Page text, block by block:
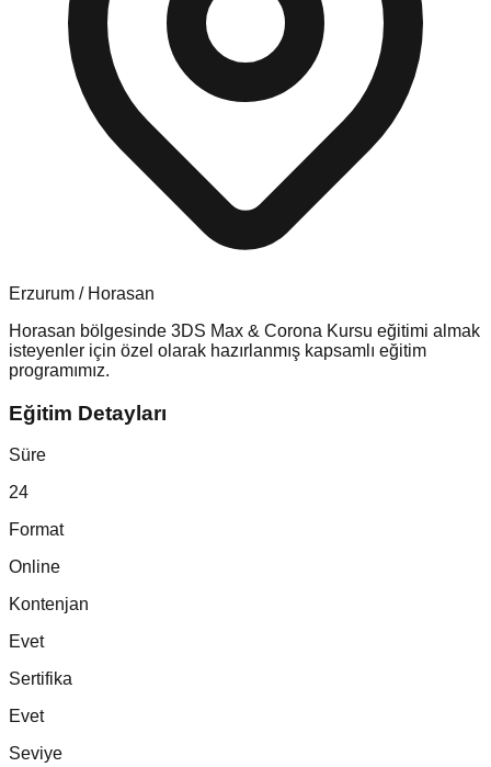
Erzurum / Horasan
Horasan bölgesinde 3DS Max & Corona Kursu eğitimi almak
isteyenler için özel olarak hazırlanmış kapsamlı eğitim
programımız.
Eğitim Detayları
Süre
24
Format
Online
Kontenjan
Evet
Sertifika
Evet
Seviye